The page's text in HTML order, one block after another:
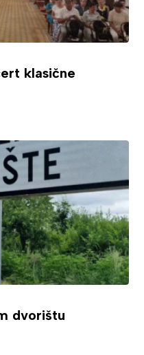
klasične
dvorištu